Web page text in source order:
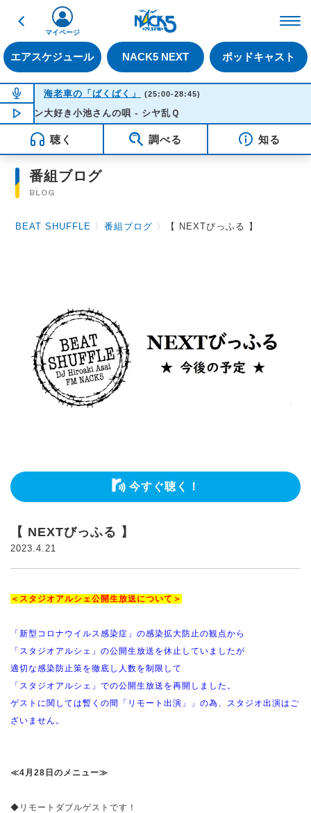
戻る
エアスケジュール NACK5 NEXT ポッドキャスト
マイページ
NOW ON AIR
海老車の「ばくばく」 (25:00-28:45)
NOW PLAYING03:04
大好き小池さんの唄 - シヤ乱Ｑ
聴く 調べる 知る
番組ブログ
BLOG
BEAT SHUFFLE 〉番組ブログ 〉 【 NEXTびっふる 】
今すぐ聴く！
【 NEXTびっふる 】
2023.4.21
＜スタジオアルシェ公開生放送について＞
「新型コロナウイルス感染症」の感染拡大防止の観点から
「スタジオアルシェ」の公開生放送を休止していましたが
適切な感染防止策を徹底し人数を制限して
「スタジオアルシェ」での公開生放送を再開しました。
ゲストに関しては暫くの間「リモート出演」」の為、スタジオ出演はご
ざいません。
≪4月28日のメニュー≫
◆リモートダブルゲストです！